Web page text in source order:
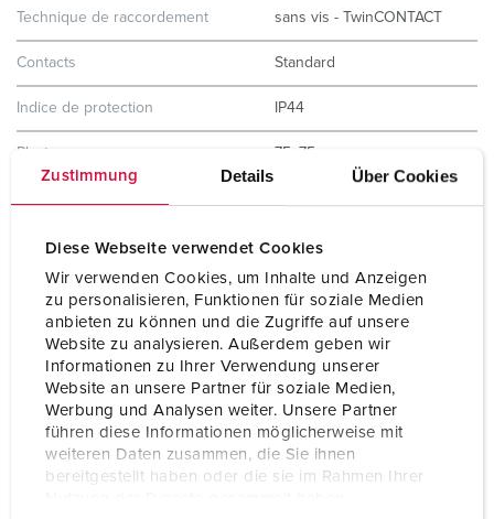
Zustimmung Details Über Cookies
Diese Webseite verwendet Cookies
Wir verwenden Cookies, um Inhalte und Anzeigen
zu personalisieren, Funktionen für soziale Medien
anbieten zu können und die Zugriffe auf unsere
Website zu analysieren. Außerdem geben wir
Informationen zu Ihrer Verwendung unserer
Website an unsere Partner für soziale Medien,
Werbung und Analysen weiter. Unsere Partner
führen diese Informationen möglicherweise mit
weiteren Daten zusammen, die Sie ihnen
bereitgestellt haben oder die sie im Rahmen Ihrer
Technique de raccordement sans vis - TwinCONTACT
Contacts Standard
Indice de protection IP44
Plastron 75x75 mm
Poids 120 g
EAC
CQC
CB Zertifikat